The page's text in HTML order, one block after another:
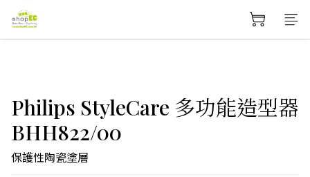
Philips StyleCare 多功能造型器
BHH822/00
保護性陶瓷塗層